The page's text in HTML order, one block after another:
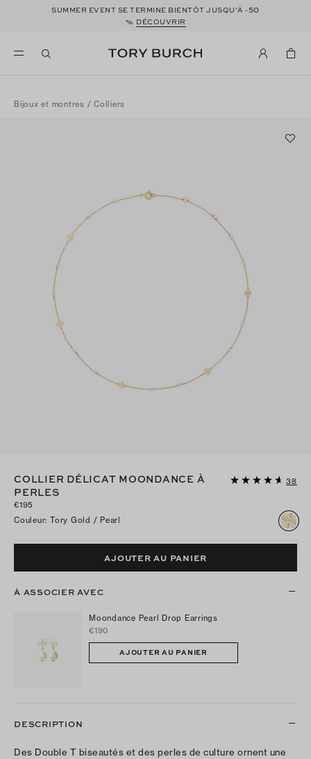
SUMMER EVENT SE TERMINE BIENTÔT JUSQU’À -50
% DÉCOUVRIR
Bijoux et montres / Colliers
COLLIER DÉLICAT MOONDANCE À
PERLES
38
€195
Couleur: Tory Gold / Pearl
AJOUTER AU PANIER
À ASSOCIER AVEC
Moondance Pearl Drop Earrings
€190
AJOUTER AU PANIER
DESCRIPTION
Des Double T biseautés et des perles de culture ornent une